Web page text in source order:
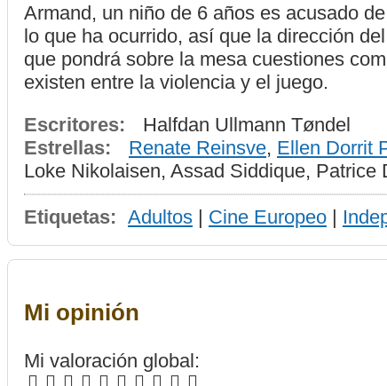
Armand, un niño de 6 años es acusado
lo que ha ocurrido, así que la dirección
que pondrá sobre la mesa cuestiones
existen entre la violencia y el juego.
Escritores:
Halfdan Ullmann Tøndel
Estrellas:
Renate Reinsve, Ellen Dorrit
Loke Nikolaisen, Assad Siddique, Patrice
Etiquetas: Adultos | Cine Europeo |
Mi opinión
Mi valoración global: